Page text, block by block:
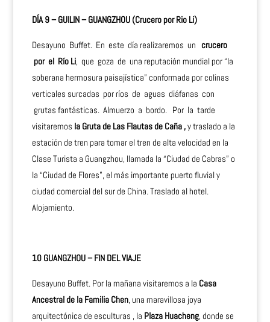
DÍA 9 – GUILIN – GUANGZHOU (Crucero por Rio Li)
Desayuno Buffet. En este día realizaremos un crucero
por el Río Li, que goza de una reputación mundial por “la
soberana hermosura paisajística” conformada por colinas
verticales surcadas por ríos de aguas diáfanas con
grutas fantásticas. Almuerzo a bordo. Por la tarde
visitaremos la Gruta de Las Flautas de Caña ,y traslado a la
estación de tren para tomar el tren de alta velocidad en la
Clase Turista a Guangzhou, llamada la “Ciudad de Cabras” o
la “Ciudad de Flores”, el más importante puerto fluvial y
ciudad comercial del sur de China. Traslado al hotel.
Alojamiento.
10 GUANGZHOU – FIN DEL VIAJE
Desayuno Buffet. Por la mañana visitaremos a la Casa
Ancestral de la Familia Chen, una maravillosa joya
arquitectónica de esculturas , la Plaza Huacheng, donde se